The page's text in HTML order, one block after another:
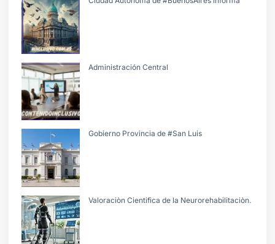
Administración Central
Gobierno Provincia de #San Luis
Valoraciòn Cientifica de la Neurorehabilitaciòn.